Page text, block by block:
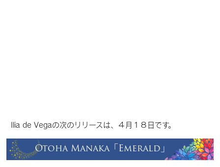
Ilia de Vegaの次のリリースは、４月１８日です。
Otoha Manaka「Emerald」